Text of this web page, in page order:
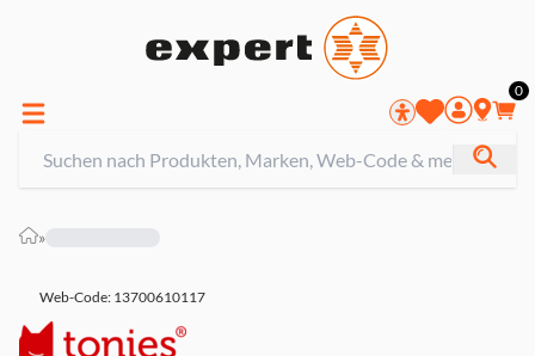
0
»
Web-Code: 13700610117